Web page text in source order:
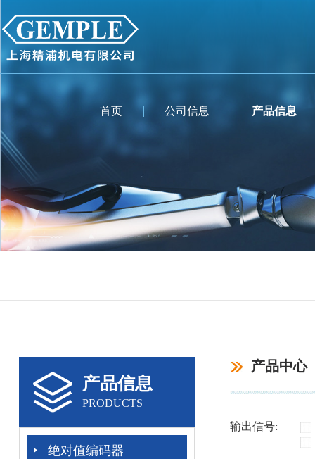
首页 公司信息 产品信息
产品信息
PRODUCTS
绝对值编码器
产品中心
输出信号: